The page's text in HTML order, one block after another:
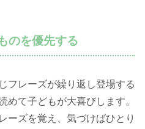
のを優先する
フレーズが繰り返し登場する
めて子どもが大喜びします。
ーズを覚え、気づけばひとり